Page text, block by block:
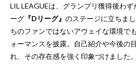
LIL LEAGUEは、グランプリ獲得後わ
ーグ 『Dリーグ』 のステージに立ちま
ちのファンではないアウェイな環境で
ォーマンスを披露。自己紹介や今後の
れ、その存在感を強く印象づけました。